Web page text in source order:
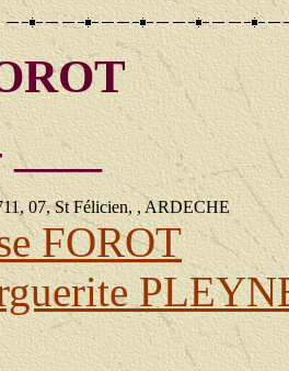
____
07, St Félicien, , ARDECHE
FOROT